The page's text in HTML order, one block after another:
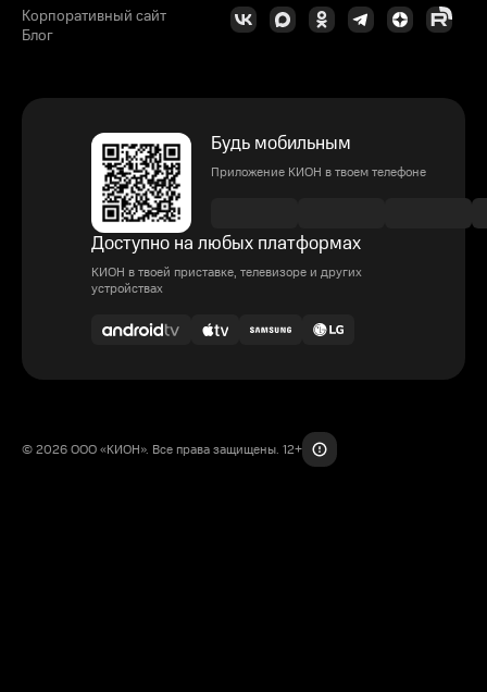
Корпоративный сайт
Блог
Будь мобильным
Приложение КИОН в твоем телефоне
Доступно на любых платформах
КИОН в твоей приставке, телевизоре и других
устройствах
© 2026 ООО «КИОН». Все права защищены. 12+